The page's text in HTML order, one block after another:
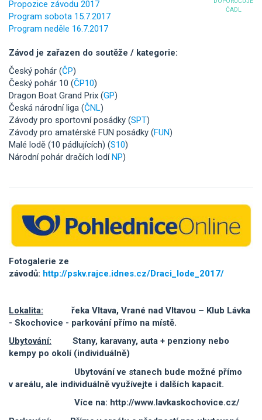
ČADL
Propozice závodu 2017
Program sobota 15.7.2017
Program neděle 16.7.2017
Závod je zařazen do soutěže / kategorie:
Český pohár (ČP)
Český pohár 10 (ČP10)
Dragon Boat Grand Prix (GP)
Česká národní liga (ČNL)
Závody pro sportovní posádky (SPT)
Závody pro amatérské FUN posádky (FUN)
Malé lodě (10 pádlujících) (S10)
Národní pohár dračích lodíNP)
Fotogalerie ze
závodů: http://pskv.rajce.idnes.cz/Draci_lode_2017/
Lokalita: řeka Vltava, Vrané nad Vltavou – Klub Lávka
- Skochovice - parkování přímo na místě.
Ubytování: Stany, karavany, auta + penziony nebo
kempy po okolí (individuálně)
Ubytování ve stanech bude možné přímo
v areálu, ale individuálně využívejte i dalších kapacit.
Více na: http://www.lavkaskochovice.cz/